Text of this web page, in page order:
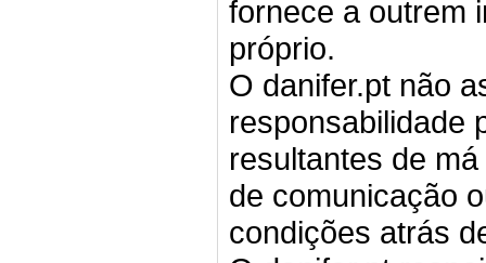
fornece a outrem
próprio.
O danifer.pt não
responsabilidade
resultantes de
de comunicação
condições atrás